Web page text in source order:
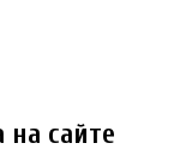
на сайте